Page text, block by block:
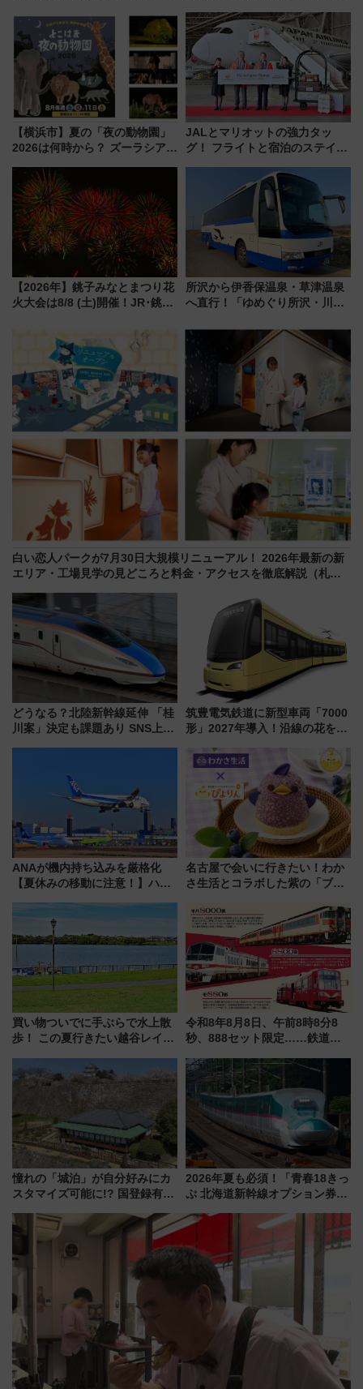
年祭にそうにゃん＆DB.スター
マンが登場
【横浜市】夏の「夜の動物園」
2026は何時から？ ズーラシア・
見どころ、限定イベントを徹底
解説！
JALとマリオットの強力タッ
グ！ フライトと宿泊のステイタ
上級会員資格を効率よく獲得す
る方法を解説
【2026年】銚子みなとまつり花
火大会は8/8 (土)開催！JR･銚子
報、利根川に咲く8,000発の大迫
力＆屋台を満喫
所沢から伊香保温泉・草津温泉
へ直行！「ゆめぐり所沢・川越
軽に 運行ダイヤ・運賃を解説
白い恋人パークが7月30日大規模リニューアル！ 2026年最新の新
エリア・工場見学の見どころと料金・アクセスを徹底解説（札幌
どうなる？北陸新幹線延伸 「桂
川案」決定も課題あり SNS上の
筑豊電気鉄道に新型車両「7000
形」2027年導入！沿線の花をイ
内は落ち着いたゆとりある空間
ANAが機内持ち込みを厳格化
【夏休みの移動に注意！】ハン
「身の回り品」新サイズ制限
(40×30×20cm)おさらい
名古屋で会いに行きたい！わか
さ生活とコラボした紫の「ブル
売
買い物ついでに手ぶらで水上散
歩！ この夏行きたい越谷レイク
ア「LAKESIDE PARK」（埼玉
県越谷市）
令和8年8月8日、午前8時8分8
秒、888セット限定……鉄道各
たち
憧れの「城泊」が自分好みにカ
スタマイズ可能に!? 国登録有形
にオーダーメイド型の宿泊プラ
ンが誕生！
2026年夏も必須！「青春18きっ
ぷ 北海道新幹線オプション券」
の罠